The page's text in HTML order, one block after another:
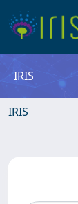
IRIS
IRIS